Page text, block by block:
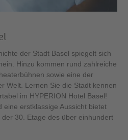
der Stadt Basel spiegelt sich
Hinzu kommen rund zahlreiche
sowie eine der
Welt. Lernen Sie die Stadt kennen
im HYPERION Hotel Basel!
eine erstklassige Aussicht bietet
30. Etage des über einhundert